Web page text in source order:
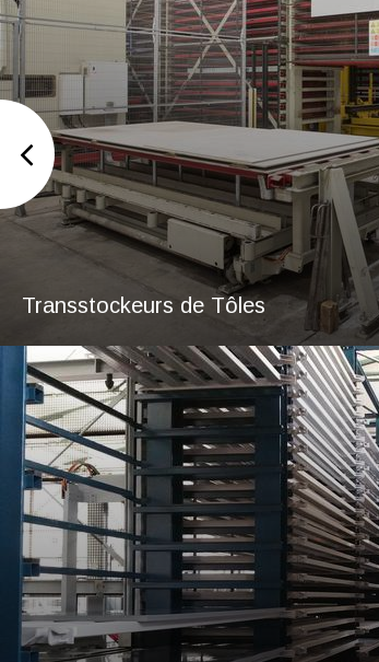
Transstockeurs de Tôles